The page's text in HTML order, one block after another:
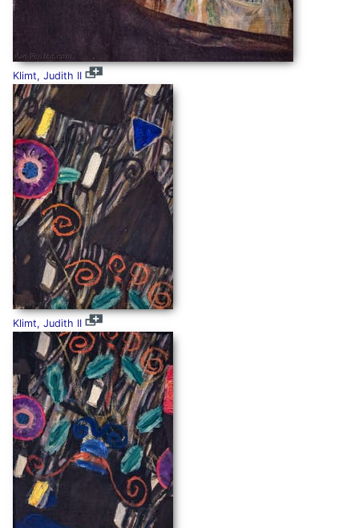
Klimt, Judith II
Klimt, Judith II